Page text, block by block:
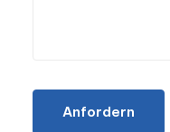
Anfordern